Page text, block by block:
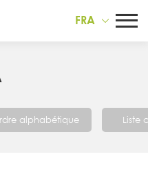
FRA
alphabétique Liste